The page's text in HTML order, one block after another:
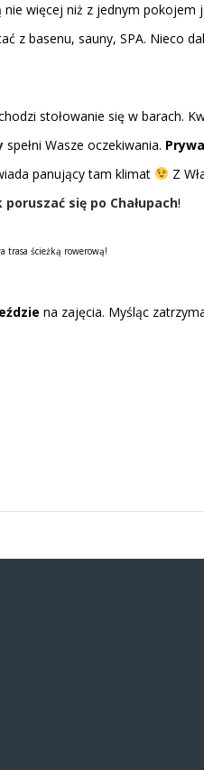
nie więcej niż z jednym pokojem
z basenu, sauny, SPA. Nieco
stołowanie się w barach.
spełni Wasze oczekiwania.
panujący tam klimat
Z
się po Chałupach!
trasa ścieżką rowerową!
na zajęcia. Myśląc